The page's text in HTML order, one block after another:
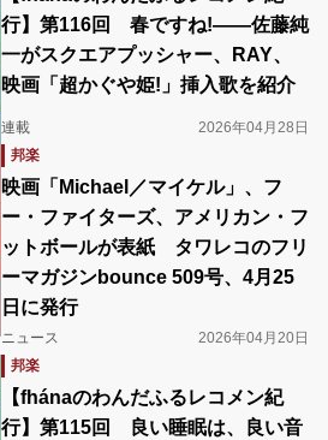
行】第116回 春ですね!――佐藤純
一がスクエアプッシャー、RAY、
映画「超かぐや姫!」挿入歌を紹介
連載
2026年04月28日
邦楽
映画「Michael／マイケル」、フ
ー・ファイターズ、アメリカン・フ
ットボールが表紙 タワレコのフリ
ーマガジンbounce 509号、4月25
日に発行
ニュース
2026年04月20日
邦楽
【fhánaのわんだふるレコメン紀
行】第115回 良い睡眠は、良い音